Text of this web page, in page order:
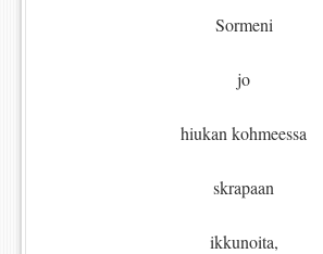
Sormeni
jo
hiukan kohmeessa
skrapaan
ikkunoita,